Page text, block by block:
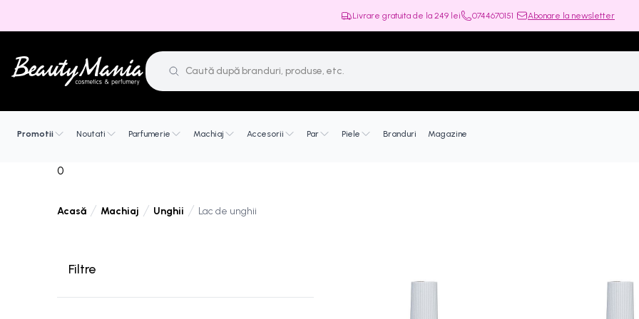
Livrare gratuita de la 249 lei 0744670151 Abonare la newsletter
Promotii Noutati Parfumerie Machiaj Accesorii Par Piele Branduri Magazine
0
Acasă Machiaj Unghii Lac de unghii
Filtre